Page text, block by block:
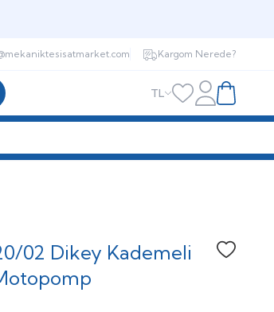
Kargom Nerede?
TL Favorilerim
HesabımSepetim
02 Dikey Kademeli
Favoriye